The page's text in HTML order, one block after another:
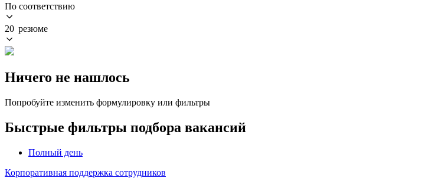
По соответствию
20 резюме
Ничего не нашлось
Попробуйте изменить формулировку или фильтры
Быстрые фильтры подбора вакансий
Полный день
Корпоративная поддержка сотрудников